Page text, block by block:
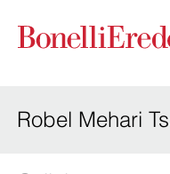
Robel Mehari